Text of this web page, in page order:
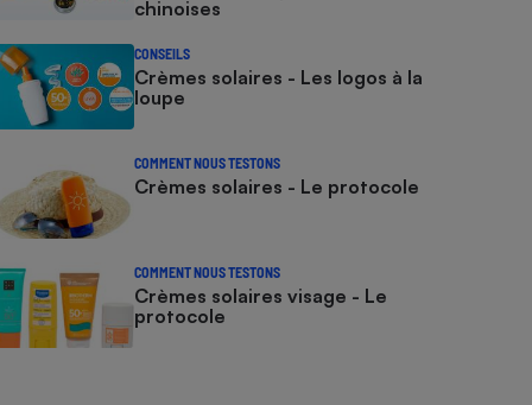
chinoises
CONSEILS
Crèmes solaires - Les logos à la
loupe
COMMENT NOUS TESTONS
Crèmes solaires - Le protocole
COMMENT NOUS TESTONS
Crèmes solaires visage - Le
protocole